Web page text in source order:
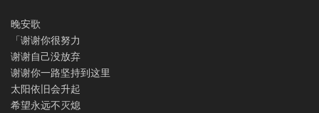
晚安歌
「谢谢你很努力
谢谢自己没放弃
谢谢你一路坚持到这里
太阳依旧会升起
希望永远不灭熄